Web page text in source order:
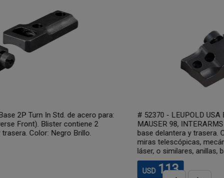
# 52370 - LEUPOLD USA Base 2P Turn In Std. de acero
MAUSER 98, INTERARMS Mark X. Blister contiene 2
base delantera y trasera. Color: Negro Matte.
miras telescópicas, mecánicas, holográficas, de fibra
láser, o similares, anillas, bases y montajes de cualqu...